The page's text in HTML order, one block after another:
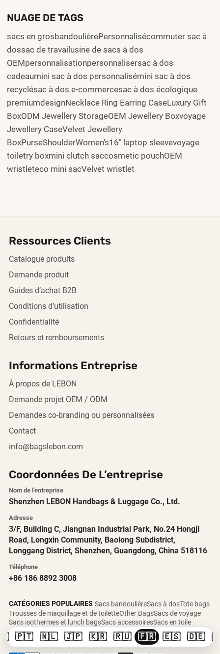
NUAGE DE TAGS
sacs en grosbandoulièrePersonnalisécommuter sac à
dossac de travailusine de sacs à dos
OEMpersonnalisationpersonnalisersac à dos
cadeaumini sac à dos personnalisémini sac à dos
recyclésac à dos e-commercesac à dos écologique
premiumdesignNecklace Ring Earring CaseLuxury Gift
BoxODM Jewellery StorageOEM Jewellery Boxvoyage
Jewellery CaseVelvet Jewellery
BoxPurseShoulderWomen's16" laptop sleevevoyage
toiletry boxmini clutch saccosmetic pouchOEM
wristleteco mini sacVelvet wristlet
Ressources Clients
Catalogue produits
Demande produit
Guides d’achat B2B
Conditions d’utilisation
Confidentialité
Retours et remboursements
Informations Entreprise
À propos de LEBON
Demande projet OEM / ODM
Demandes co-branding ou personnalisées
Contact
info@bagslebon.com
Coordonnées De L’entreprise
Nom de l’entreprise
Shenzhen LEBON Handbags & Luggage Co., Ltd.
Adresse
3/F, Building C, Jiangnan Industrial Park, No.24 Hongji
Road, Longxin Community, Baolong Subdistrict,
Longgang District, Shenzhen, Guangdong, China 518116
Téléphone
+86 186 8892 3008
CATÉGORIES POPULAIRES Sacs bandoulièreSacs à dosTote bags
Trousses de maquillage et de toiletteOther BagsSacs de voyage
Sacs isothermes et lunch bagsSacs accessoiresSacs en toile
🇵🇹 🇳🇱 🇯🇵 🇰🇷 🇷🇺 🇫🇷 🇪🇸 🇩🇪